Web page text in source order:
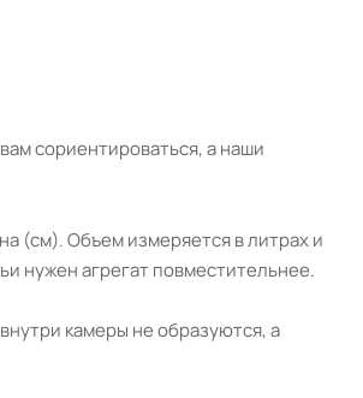
сориентироваться, а наши
(см). Объем измеряется в литрах и
нужен агрегат повместительнее.
камеры не образуются, а